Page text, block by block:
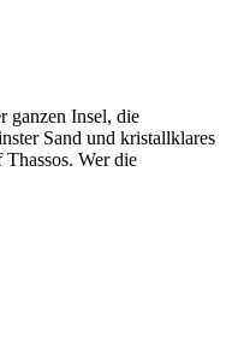
ganzen Insel, die
Sand und kristallklares
Wer die